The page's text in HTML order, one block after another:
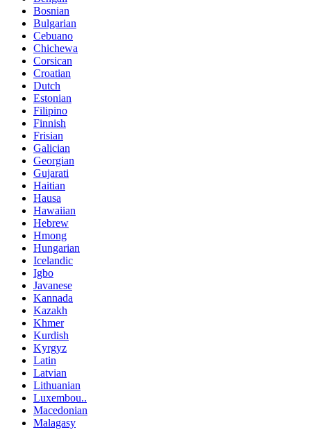
Bosnian
Bulgarian
Cebuano
Chichewa
Corsican
Croatian
Dutch
Estonian
Filipino
Finnish
Frisian
Galician
Georgian
Gujarati
Haitian
Hausa
Hawaiian
Hebrew
Hmong
Hungarian
Icelandic
Igbo
Javanese
Kannada
Kazakh
Khmer
Kurdish
Kyrgyz
Latin
Latvian
Lithuanian
Luxembou..
Macedonian
Malagasy